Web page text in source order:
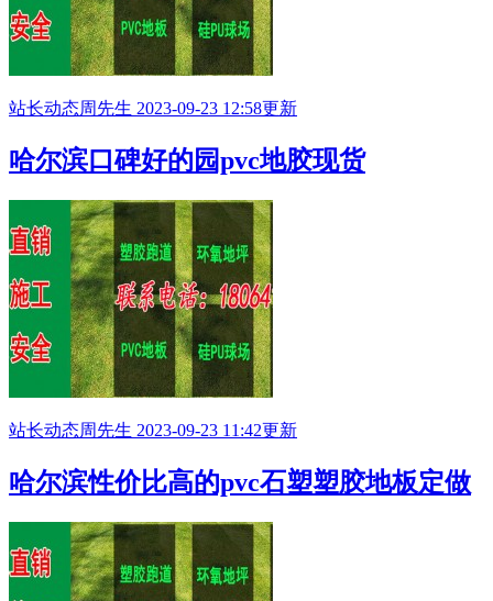
站长动态周先生 2023-09-23 12:58更新
哈尔滨口碑好的园pvc地胶现货
站长动态周先生 2023-09-23 11:42更新
哈尔滨性价比高的pvc石塑塑胶地板定做